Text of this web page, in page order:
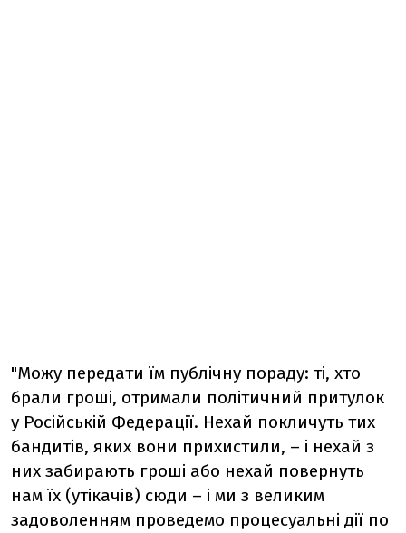
"Можу передати їм публічну пораду: ті, хто
брали гроші, отримали політичний притулок
у Російській Федерації. Нехай покличуть тих
бандитів, яких вони прихистили, – і нехай з
них забирають гроші або нехай повернуть
нам їх (утікачів) сюди – і ми з великим
задоволенням проведемо процесуальні дії по